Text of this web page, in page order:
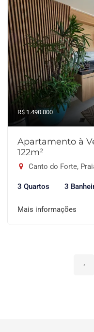
R$ 1.490.000
Apartamento à
122m²
Canto do Forte,
3 Quartos 3
Mais informações
‹